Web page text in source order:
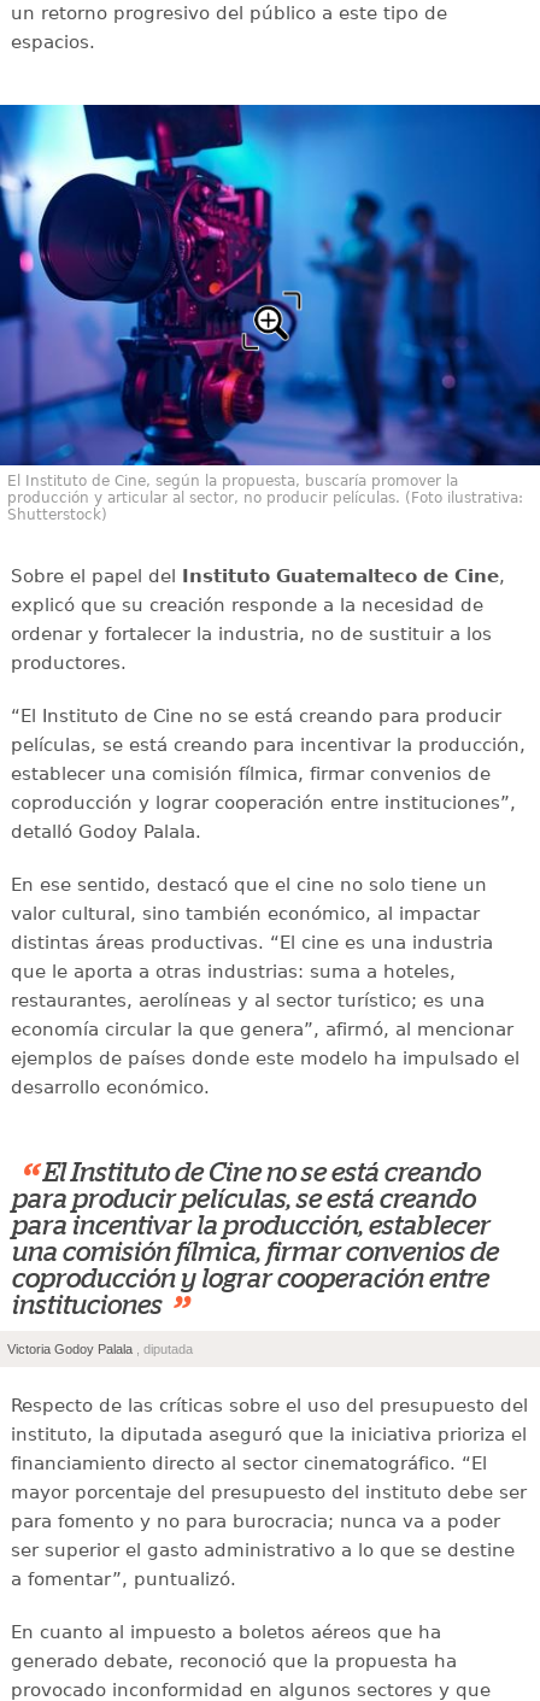
un retorno progresivo del público a este tipo de
espacios.
El Instituto de Cine, según la propuesta, buscaría promover la
producción y articular al sector, no producir películas. (Foto ilustrativa:
Shutterstock)
Sobre el papel del Instituto Guatemalteco de Cine,
explicó que su creación responde a la necesidad de
ordenar y fortalecer la industria, no de sustituir a los
productores.
“El Instituto de Cine no se está creando para producir
películas, se está creando para incentivar la producción,
establecer una comisión fílmica, firmar convenios de
coproducción y lograr cooperación entre instituciones”,
detalló Godoy Palala.
En ese sentido, destacó que el cine no solo tiene un
valor cultural, sino también económico, al impactar
distintas áreas productivas. “El cine es una industria
que le aporta a otras industrias: suma a hoteles,
restaurantes, aerolíneas y al sector turístico; es una
economía circular la que genera”, afirmó, al mencionar
ejemplos de países donde este modelo ha impulsado el
desarrollo económico.
“ El Instituto de Cine no se está creando
para producir películas, se está creando
para incentivar la producción, establecer
una comisión fílmica, firmar convenios de
coproducción y lograr cooperación entre
instituciones ”
Victoria Godoy Palala , diputada
Respecto de las críticas sobre el uso del presupuesto del
instituto, la diputada aseguró que la iniciativa prioriza el
financiamiento directo al sector cinematográfico. “El
mayor porcentaje del presupuesto del instituto debe ser
para fomento y no para burocracia; nunca va a poder
ser superior el gasto administrativo a lo que se destine
a fomentar”, puntualizó.
En cuanto al impuesto a boletos aéreos que ha
generado debate, reconoció que la propuesta ha
provocado inconformidad en algunos sectores y que